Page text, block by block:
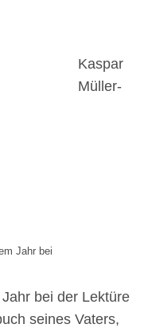
Jahr bei
Kaspar
Müller-
bei der Lektüre
seines Vaters,